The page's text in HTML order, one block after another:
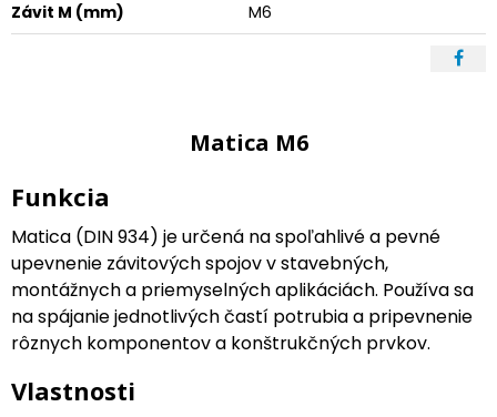
Závit M (mm)
M6
Matica M6
Funkcia
Matica (DIN 934) je určená na spoľahlivé a pevné
upevnenie závitových spojov v stavebných,
montážnych a priemyselných aplikáciách. Používa sa
na spájanie jednotlivých častí potrubia a pripevnenie
rôznych komponentov a konštrukčných prvkov.
Vlastnosti